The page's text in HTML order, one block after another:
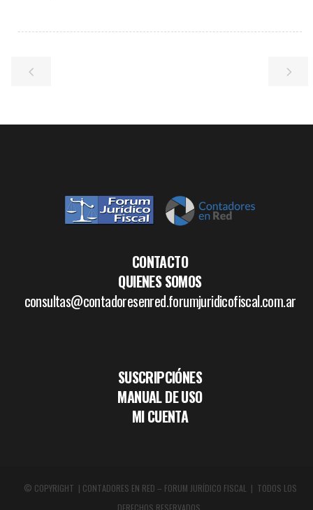
CONTACTO
QUIENES SOMOS
consultas@contadoresenred.forumjuridicofiscal.com.ar
SUSCRIPCIÓNES
MANUAL DE USO
MI CUENTA
© COPYRIGHT | CONTADORES EN RED – FORUM JURÍDICO FISCAL | TODOS LOS
DERECHOS RESERVADOS.